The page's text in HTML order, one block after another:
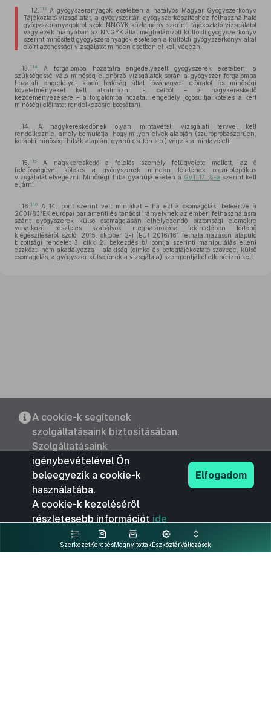
12. 113A gyógyszeranyagok esetében a hatályos Magyar Gyógyszerkönyv
Tájékoztató vizsgálatát, a gyógyszertári gyógyszerkészítéshez felhasználható
gyógyszeranyagokról szóló NNGYK közlemény szerinti tájékoztató vizsgálatot
vagy ezek hiányában az NNGYK által meghatározott külföldi gyógyszerkönyv
szerint minősített gyógyszeranyagok esetében a külföldi gyógyszerkönyv által
előírt azonossági vizsgálatot minden esetben el kell végezni.
13. 114
A forgalomba hozatalra engedélyezett gyógyszerek esetében, a
szükségessé váló minőség-ellenőrző vizsgálatok során a gyógyszer forgalomba
hozatali engedélyét kiadó hatóság által jóváhagyott előiratot és minőségi
követelményeket kell alkalmazni. E célból – a nagykereskedő
kezdeményezésére – a forgalomba hozatali engedély jogosultja köteles a kért
minőségi előiratot rendelkezésre bocsátani.
14. A nagykereskedőnek olyan mintavételi vizsgálati tervvel kell
rendelkeznie, amely bemutatja, hogy milyen elvek alapján (szúrópróbaszerűen,
korábbi minőségi hibák alapján, gyanú esetén stb.) végzik a mintavételt.
15. 115
A nagykereskedő a felelős személy felügyelete mellett, az ő
felelősségével köteles a gyógyszerek minden tételének organoleptikus
vizsgálatát elvégezni. Minőségi hiba gyanúja esetén a GyT 17. §-a szerint kell
eljárni.
16. 116
A 14. pont szerint vett mintákat – ha ezt a csomagolás, beleértve a
2001/83/EK európai parlamenti és tanácsi irányelvnek az emberi felhasználásra
szánt gyógyszerek külső csomagolásán elhelyezendő biztonsági elemekre
vonatkozó részletes szabályok meghatározása tekintetében történő
kiegészítéséről szóló, 2015. október 2-i (EU) 2016/161 felhatalmazáson alapuló
bizottsági rendelet 3. cikk 2. bekezdés b) pontja szerinti manipulálás elleni
eszközt, nem akadályozza – alakiság (címke és betegtájékoztató szövege, külső
csomagolás, a gyógyszer külsejének a vizsgálata) szempontjából ellenőrizni kell.
SzerkezetKeresésMegnyitottakEszköztárVáltozások
A cookie-k segítenek
szolgáltatásaink biztosításában.
Szolgáltatásaink
igénybevételével Ön
beleegyezik a cookie-k
használatába.
A cookie-k kezeléséről
részletesebb információt ide
kattintva olvashat.
Elfogadom